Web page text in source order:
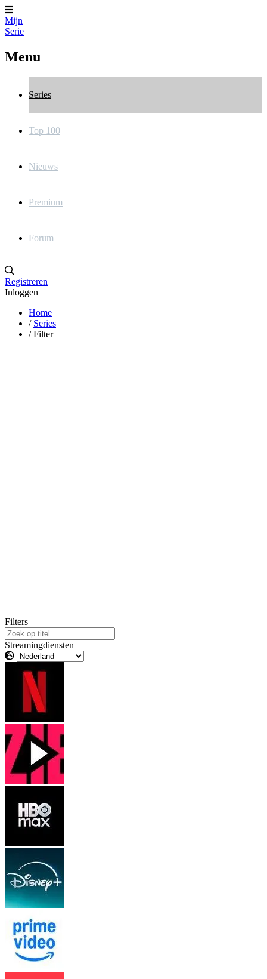
Mijn
Serie
Menu
Series
Top 100
Nieuws
Premium
Forum
Registreren
Inloggen
Home
/ Series
/ Filter
Filters
Streamingdiensten